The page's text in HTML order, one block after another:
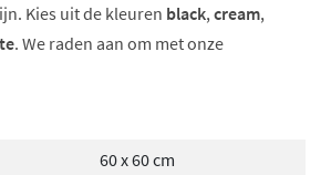
Kies uit de kleuren black, cream,
. We raden aan om met onze
te switchen tussen deze
60 x 60 cm